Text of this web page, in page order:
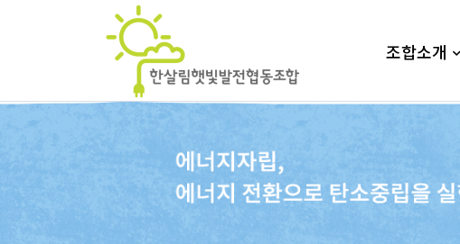
조합소개